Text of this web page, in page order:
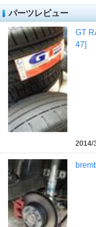
パーツレビュー
GT
47]
2014/